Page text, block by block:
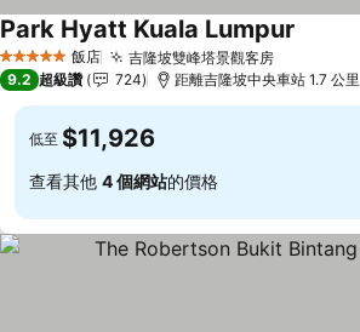
5 星級 飯店 吉隆坡雙峰塔景觀客房查看價格
Park Hyatt Kuala Lumpur
9.2 超級讚 724 距離吉隆坡中央車站 1.7 公里
低至 $11,926
查看其他 4 個網站的價格